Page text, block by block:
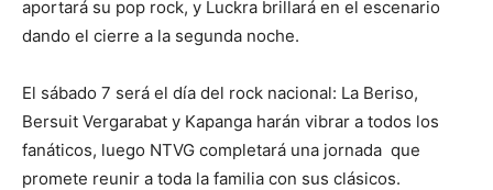
aportará su pop rock, y Luckra brillará en el escenario
dando el cierre a la segunda noche.
El sábado 7 será el día del rock nacional: La Beriso,
Bersuit Vergarabat y Kapanga harán vibrar a todos los
fanáticos, luego NTVG completará una jornada que
promete reunir a toda la familia con sus clásicos.